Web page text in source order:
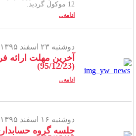
12 موکول گردید.
ادامه...
دوشنبه ۲۳ اسفند ۱۳۹۵ -
آخرین مهلت ارائه
ادامه...
دوشنبه ۱۶ اسفند ۱۳۹۵ -
جلسه گروه